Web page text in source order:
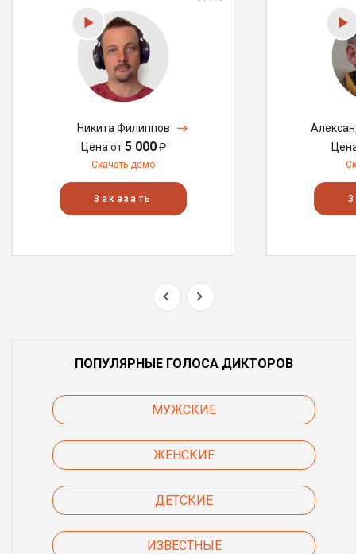
Никита Филиппов
Цена от5 000₽
Скачать демо
Заказать
ПОПУЛЯРНЫЕ ГОЛОСА ДИКТОРОВ
МУЖСКИЕ
ЖЕНСКИЕ
ДЕТСКИЕ
ИЗВЕСТНЫЕ